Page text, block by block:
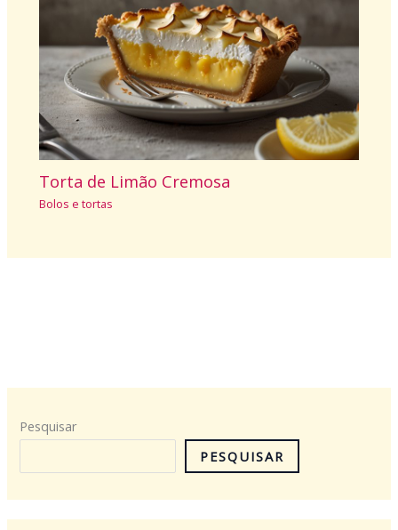
Torta de Limão Cremosa
Bolos e tortas
Pesquisar
PESQUISAR